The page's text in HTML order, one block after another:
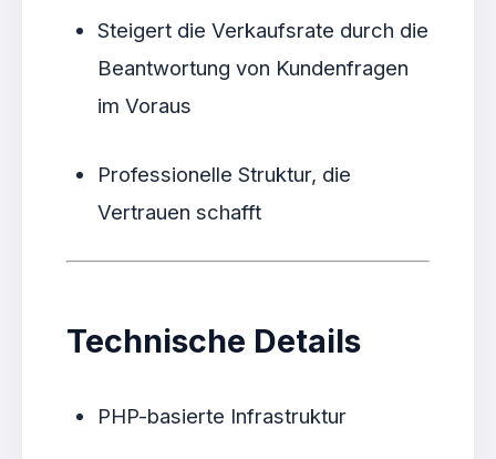
Steigert die Verkaufsrate durch die
Beantwortung von Kundenfragen
im Voraus
Professionelle Struktur, die
Vertrauen schafft
Technische Details
PHP-basierte Infrastruktur